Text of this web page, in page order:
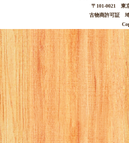
〒101-0021 東
古物商許可証